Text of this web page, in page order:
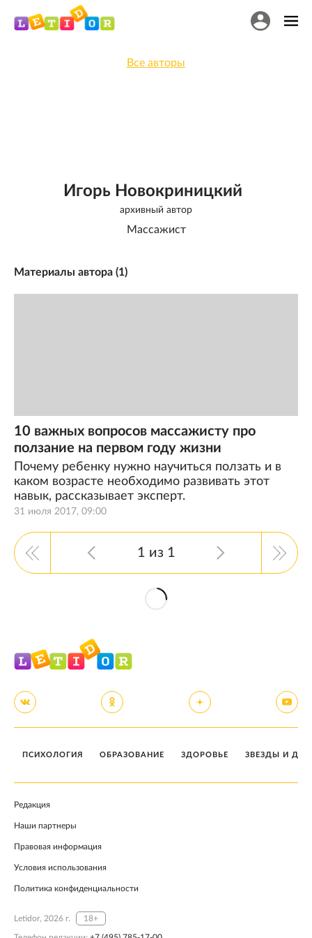
Игорь Новокриницкий
архивный автор
Массажист
Все авторы
Материалы автора (1)
31 июля 2017, 09:00
10 важных вопросов массажисту про
ползание на первом году жизни
Почему ребенку нужно научиться ползать и в
каком возрасте необходимо развивать этот
навык, рассказывает эксперт.
1 из 1
ПСИХОЛОГИЯ ОБРАЗОВАНИЕ ЗДОРОВЬЕ ЗВЕЗДЫ И
Редакция
Наши партнеры
Правовая информация
Условия использования
Политика конфиденциальности
Letidor, 2026 г. 18+